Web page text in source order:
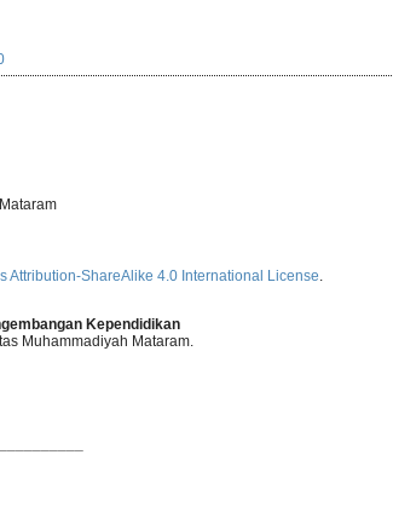
Attribution-ShareAlike 4.0 International License.
Kependidikan
Muhammadiyah Mataram.